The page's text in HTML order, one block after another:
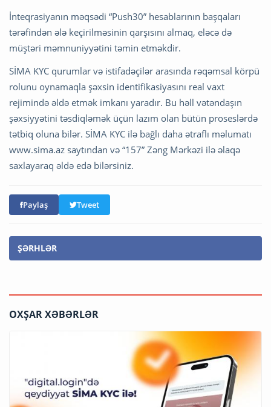
İnteqrasiyanın məqsədi “Push30” hesablarının başqaları
tərəfindən ələ keçirilməsinin qarşısını almaq, eləcə də
müştəri məmnuniyyətini təmin etməkdir.
SİMA KYC qurumlar və istifadəçilər arasında rəqəmsal körpü
rolunu oynamaqla şəxsin identifikasiyasını real vaxt
rejimində əldə etmək imkanı yaradır. Bu həll vətəndaşın
şəxsiyyətini təsdiqləmək üçün lazım olan bütün proseslərdə
tətbiq oluna bilər. SİMA KYC ilə bağlı daha ətraflı məlumatı
www.sima.az saytından və “157” Zəng Mərkəzi ilə əlaqə
saxlayaraq əldə edə bilərsiniz.
Paylaş Tweet
ŞƏRHLƏR
OXŞAR XƏBƏRLƏR